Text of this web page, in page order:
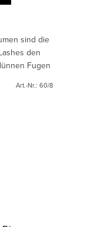
sind die
den
Fugen
alle...Art.-Nr.: 60/8